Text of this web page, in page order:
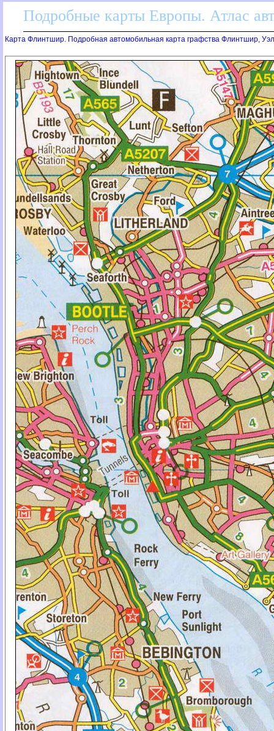
Подробные карты Европы. Атлас
Карта Флинтшир. Подробная автомобильная карта графства Флинтшир,